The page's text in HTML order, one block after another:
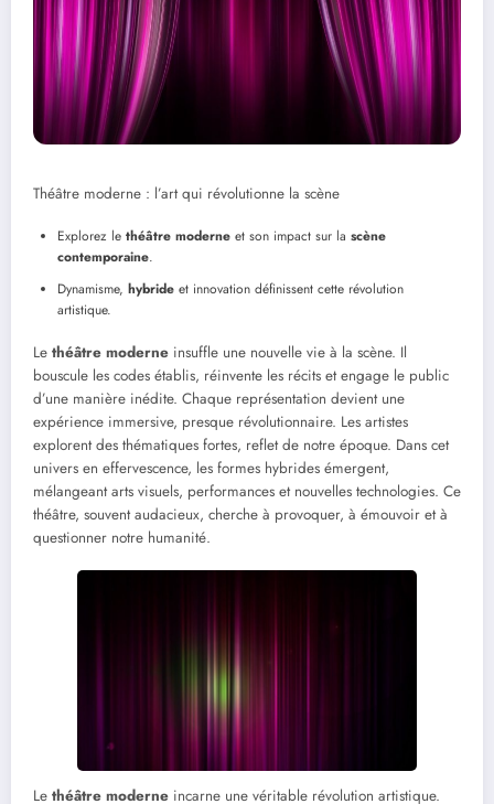
Théâtre moderne : l’art qui révolutionne la scène
Explorez le théâtre moderne et son impact sur la scène
contemporaine.
Dynamisme, hybride et innovation définissent cette révolution
artistique.
Le théâtre moderne insuffle une nouvelle vie à la scène. Il
bouscule les codes établis, réinvente les récits et engage le public
d’une manière inédite. Chaque représentation devient une
expérience immersive, presque révolutionnaire. Les artistes
explorent des thématiques fortes, reflet de notre époque. Dans cet
univers en effervescence, les formes hybrides émergent,
mélangeant arts visuels, performances et nouvelles technologies. Ce
théâtre, souvent audacieux, cherche à provoquer, à émouvoir et à
questionner notre humanité.
Le théâtre moderne incarne une véritable révolution artistique.